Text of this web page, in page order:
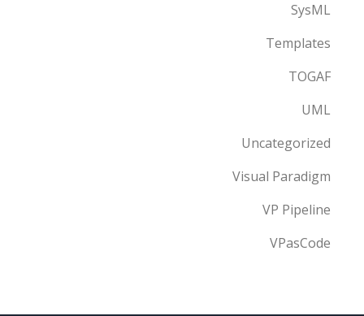
SysML
Templates
TOGAF
UML
Uncategorized
Visual Paradigm
VP Pipeline
VPasCode